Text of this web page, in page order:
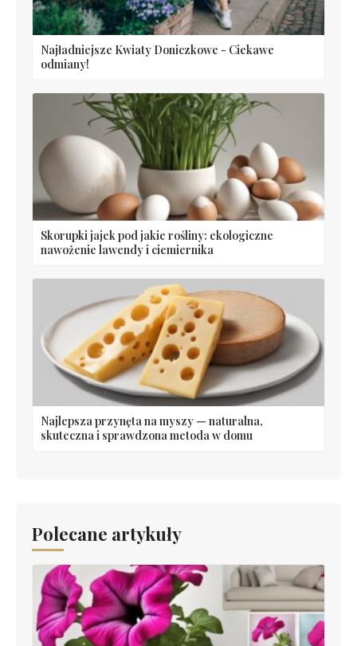
Najładniejsze Kwiaty Doniczkowe - Ciekawe
odmiany!
Skorupki jajek pod jakie rośliny: ekologiczne
nawożenie lawendy i ciemiernika
Najlepsza przynęta na myszy — naturalna,
skuteczna i sprawdzona metoda w domu
Polecane artykuły